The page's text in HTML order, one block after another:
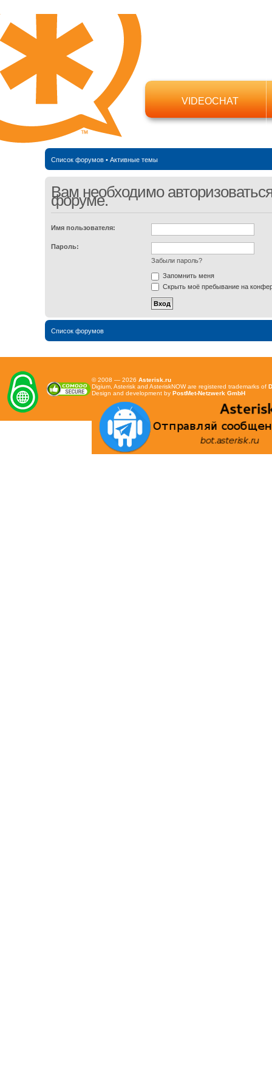
VIDEOCHAT
Список форумов• Активные темы
Вам необходимо
форуме.
Имя пользователя:
Пароль:
Забыли пароль?
Запомнить меня
Скрыть моё пребывание на
Список форумов
© 2008 — 2026 Asterisk.ru
Digium, Asterisk and AsteriskNOW are registered trademarks of
Design and development by PostMet-Netzwerk GmbH